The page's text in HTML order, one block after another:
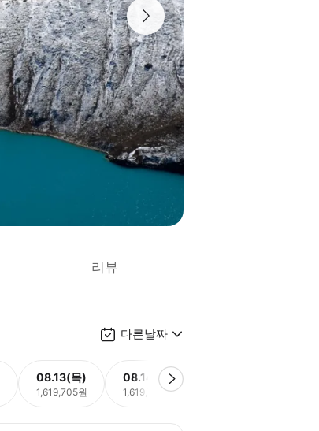
리뷰
다른날짜
08.13(목)
1,619,705원
08.14(금)
1,619,705원